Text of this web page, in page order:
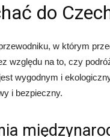
do
w którym
względu na to, czy
wygodnym i
i bezpieczny.